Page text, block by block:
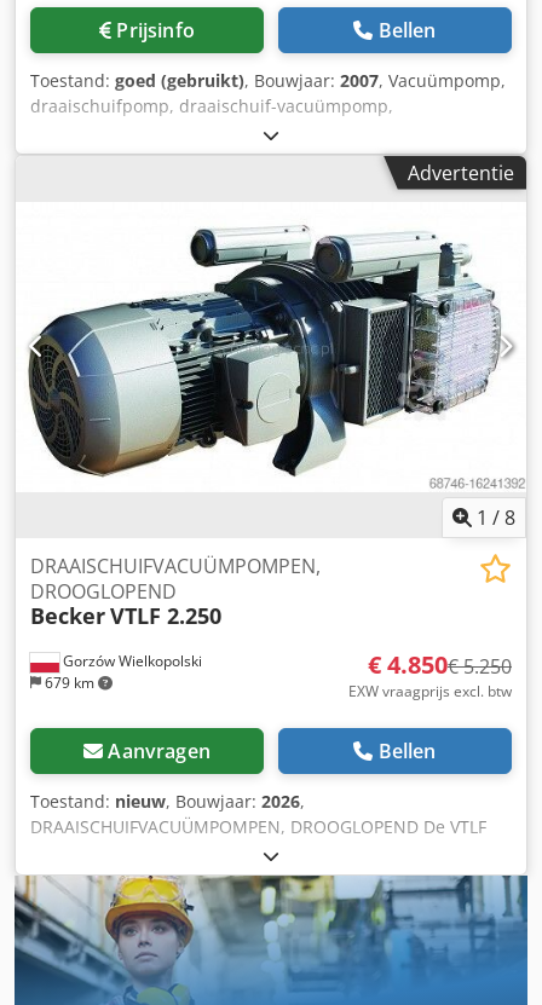
Prijsinfo Bellen
Toestand: goed (gebruikt), Bouwjaar: 2007, Vacuümpomp,
draaischuifpomp, draaischuif-vacuümpomp,
druk-/vacuümpomp, draaischuif druk-/vacuümpomp -
Fabrikant: Becker, druk-/vacuümpomp type VTLF 250 -
Aandrijving: AEG 5,5 kW / 950 tpm - Volumestroom: 248
mm Dcodpfeypcryjx Ah Rjk - Gewicht: 288 kg
Advertentie
1 /8
Gorzów Wielkopolski
679 km
DRAAISCHUIFVACUÜMPOMPEN,
DROOGLOPEND
BeckerVTLF 2.250
€ 4.850€ 5.250
EXW vraagprijs excl. btw
Aanvragen Bellen
Toestand: nieuw, Bouwjaar: 2026,
DRAAISCHUIFVACUÜMPOMPEN, DROOGLOPEND De VTLF
2.250 is een drooglopende verdringerpomp voor
ruwvacuüm die ontworpen is voor continu gebruik. De
pomp maakt gebruik van zelfsmerende schoepen van
grafietcomposietmateriaal en vereist slechts minimaal
onderhoud en geen olieverversing. KENMERKEN 100%
drooglopende (olievrije) werking Geluidsarme werking